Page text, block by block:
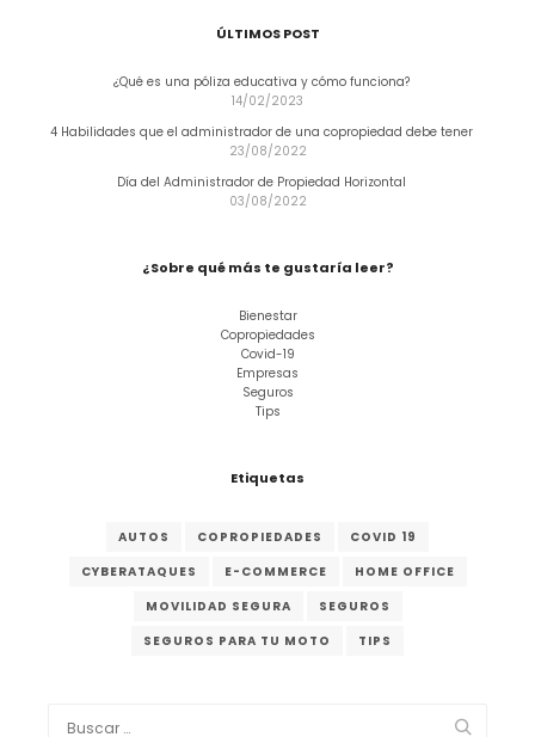
ÚLTIMOS POST
¿Qué es una póliza educativa y cómo funciona?
14/02/2023
4 Habilidades que el administrador de una copropiedad debe tener
23/08/2022
Día del Administrador de Propiedad Horizontal
03/08/2022
¿Sobre qué más te gustaría leer?
Bienestar
Copropiedades
Covid-19
Empresas
Seguros
Tips
Etiquetas
AUTOS COPROPIEDADES
COVID 19
CYBERATAQUES
E-COMMERCE
HOME OFFICE
MOVILIDAD SEGURA
SEGUROS
SEGUROS PARA TU MOTO
TIPS